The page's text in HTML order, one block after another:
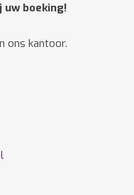
uw boeking!
ons kantoor.